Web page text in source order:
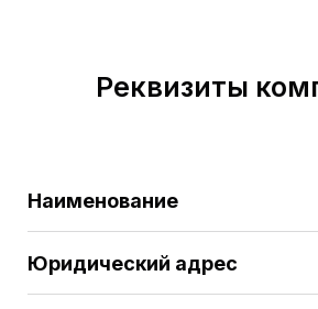
Реквизиты
Наименование
Юридический адрес